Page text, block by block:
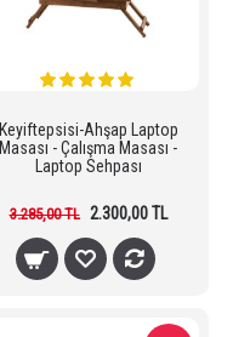
Keyiftepsisi-Ahşap Laptop
Masası - Çalışma Masası -
Laptop Sehpası
3.285,00 TL 2.300,00 TL